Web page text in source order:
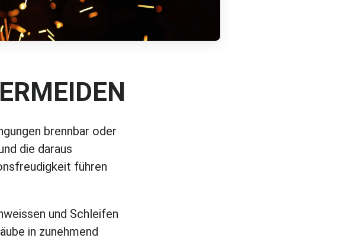
brennbar oder
die daraus
führen
und Schleifen
in zunehmend